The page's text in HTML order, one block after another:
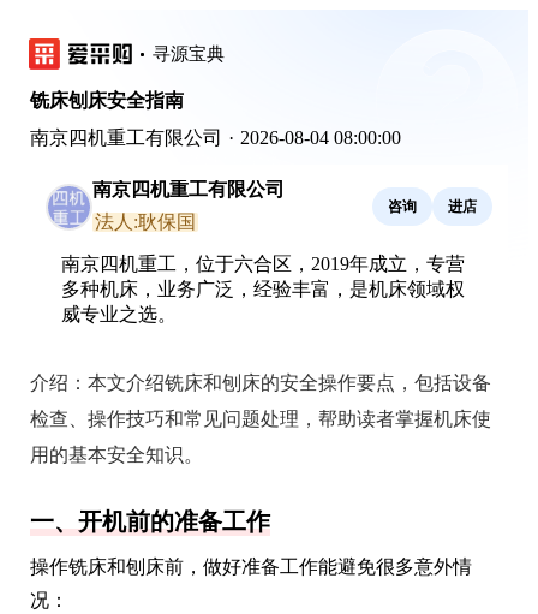
寻源宝典
铣床刨床安全指南
南京四机重工有限公司 · 2026-08-04 08:00:00
南京四机重工有限公司
法人:耿保国
咨询 进店
南京四机重工，位于六合区，2019年成立，专营
多种机床，业务广泛，经验丰富，是机床领域权
威专业之选。
介绍： 本文介绍铣床和刨床的安全操作要点，包括设备
检查、操作技巧和常见问题处理，帮助读者掌握机床使
用的基本安全知识。
一、开机前的准备工作
操作铣床和刨床前，做好准备工作能避免很多意外情
况：